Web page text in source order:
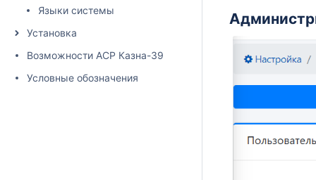
Языки системы
Установка
Возможности АСР Казна-39
Условные обозначения